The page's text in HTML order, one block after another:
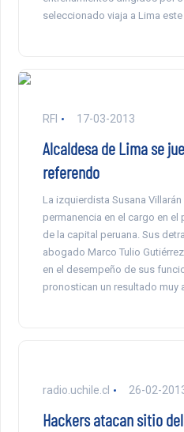
seleccionado viaja a Lima este
RFI 17-03-2013
Alcaldesa de Lima se
referendo
La izquierdista Susana
permanencia en el cargo en
de la capital peruana. Sus
abogado Marco Tulio
en el desempeño de sus
pronostican un resultado muy
radio.uchile.cl 26-02-
Hackers atacan sitio